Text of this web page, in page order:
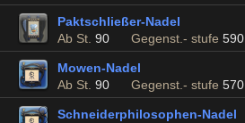
Paktschließer-Nadel
Ab St. 90 Gegenst.- stufe 590
Mowen-Nadel
Ab St. 90 Gegenst.- stufe 570
Schneiderphilosophen-Nadel